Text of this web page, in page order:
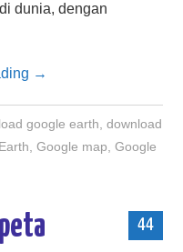
dunia, dengan
→
google earth download
,Google map ,Google
44